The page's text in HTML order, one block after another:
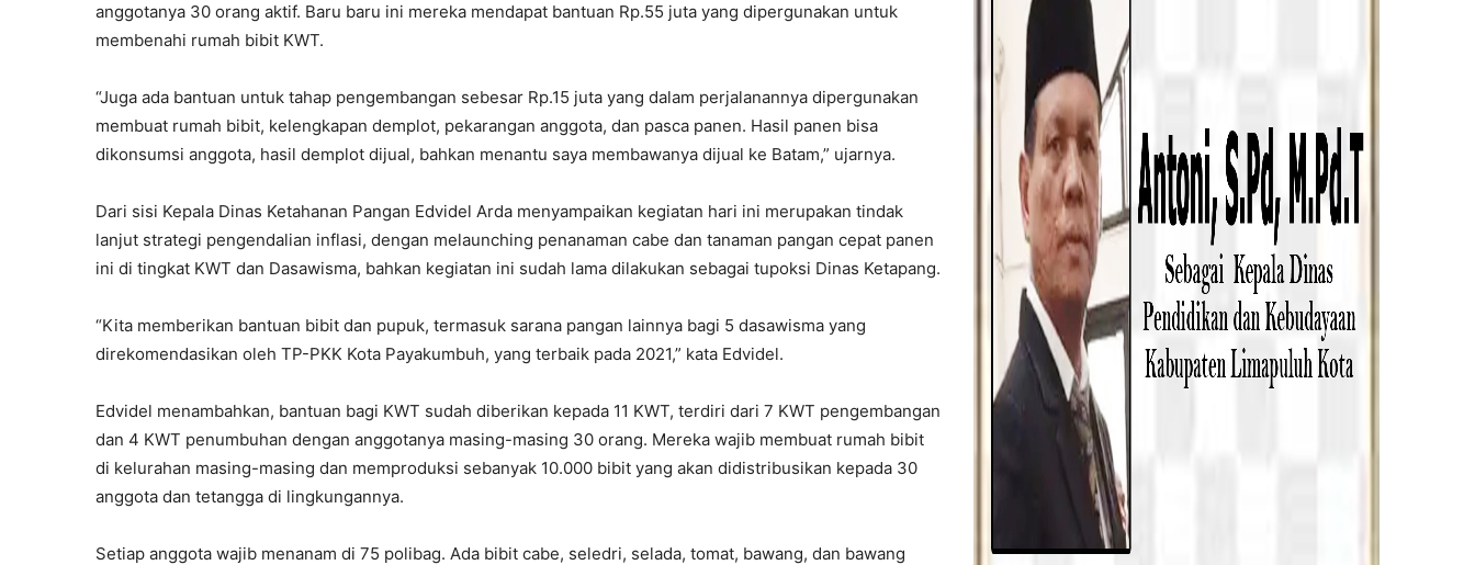
anggotanya 30 orang aktif. Baru baru ini mereka mendapat bantuan Rp.55 juta yang dipergunakan untuk
membenahi rumah bibit KWT.
“Juga ada bantuan untuk tahap pengembangan sebesar Rp.15 juta yang dalam perjalanannya dipergunakan
membuat rumah bibit, kelengkapan demplot, pekarangan anggota, dan pasca panen. Hasil panen bisa
dikonsumsi anggota, hasil demplot dijual, bahkan menantu saya membawanya dijual ke Batam,” ujarnya.
Dari sisi Kepala Dinas Ketahanan Pangan Edvidel Arda menyampaikan kegiatan hari ini merupakan tindak
lanjut strategi pengendalian inflasi, dengan melaunching penanaman cabe dan tanaman pangan cepat panen
ini di tingkat KWT dan Dasawisma, bahkan kegiatan ini sudah lama dilakukan sebagai tupoksi Dinas Ketapang.
“Kita memberikan bantuan bibit dan pupuk, termasuk sarana pangan lainnya bagi 5 dasawisma yang
direkomendasikan oleh TP-PKK Kota Payakumbuh, yang terbaik pada 2021,” kata Edvidel.
Edvidel menambahkan, bantuan bagi KWT sudah diberikan kepada 11 KWT, terdiri dari 7 KWT pengembangan
dan 4 KWT penumbuhan dengan anggotanya masing-masing 30 orang. Mereka wajib membuat rumah bibit
di kelurahan masing-masing dan memproduksi sebanyak 10.000 bibit yang akan didistribusikan kepada 30
anggota dan tetangga di lingkungannya.
Setiap anggota wajib menanam di 75 polibag. Ada bibit cabe, seledri, selada, tomat, bawang, dan bawang